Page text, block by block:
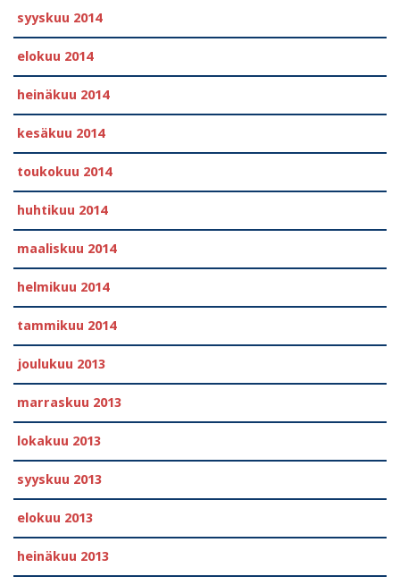
syyskuu 2014
elokuu 2014
heinäkuu 2014
kesäkuu 2014
toukokuu 2014
huhtikuu 2014
maaliskuu 2014
helmikuu 2014
tammikuu 2014
joulukuu 2013
marraskuu 2013
lokakuu 2013
syyskuu 2013
elokuu 2013
heinäkuu 2013